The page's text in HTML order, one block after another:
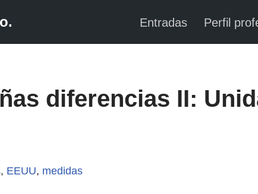
Entradas Perfil
diferencias II:
, EEUU, medidas